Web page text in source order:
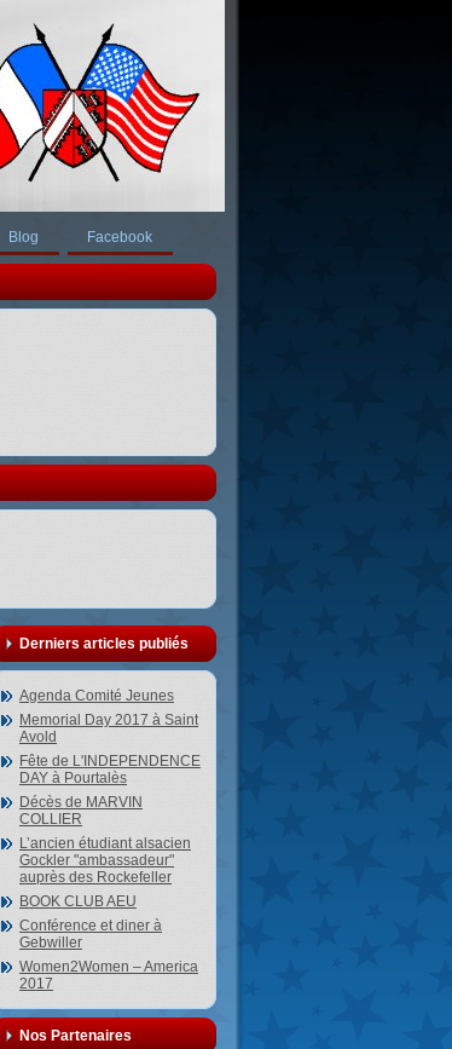
Blog Facebook
Derniers articles publiés
Agenda Comité Jeunes
Memorial Day 2017 à Saint
Avold
Fête de L'INDEPENDENCE
DAY à Pourtalès
Décès de MARVIN
COLLIER
L’ancien étudiant alsacien
Gockler "ambassadeur"
auprès des Rockefeller
BOOK CLUB AEU
Conférence et diner à
Gebwiller
Women2Women – America
2017
Nos Partenaires